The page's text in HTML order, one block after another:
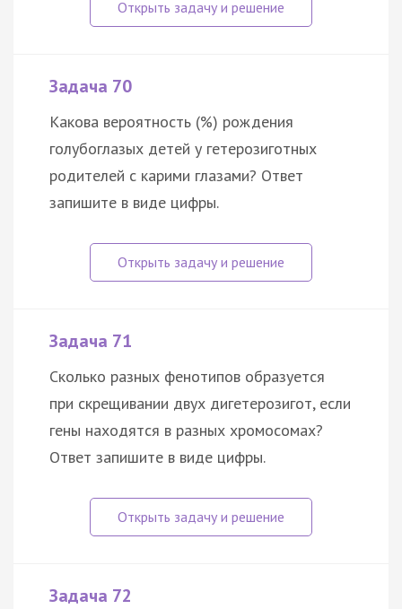
Задача 70
Какова вероятность (%) рождения
голубоглазых детей у гетерозиготных
родителей с карими глазами? Ответ
запишите в виде цифры.
Задача 71
Сколько разных фенотипов образуется
при скрещивании двух дигетерозигот, если
гены находятся в разных хромосомах?
Ответ запишите в виде цифры.
Задача 72